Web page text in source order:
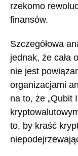
rzekomo
finansów.
Szczegółowa
jednak, że cała
nie jest
organizacjami
na to, że „Qubit
to, by kraść